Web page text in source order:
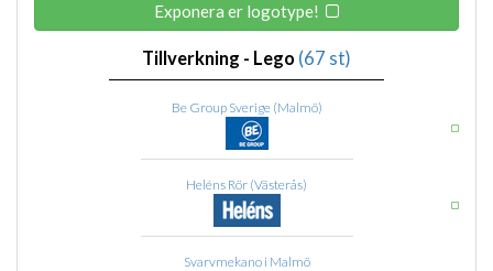
Exponera er logotype!
Tillverkning - Lego (67 st)
Be Group Sverige (Malmö)
Heléns Rör (Västerås)
Svarvmekano i Malmö